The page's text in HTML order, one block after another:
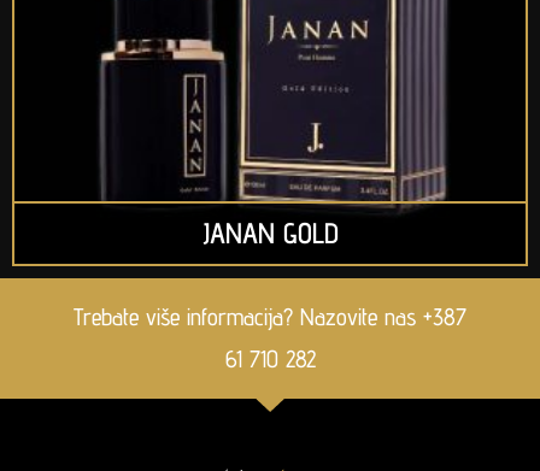
JANAN GOLD
Trebate više informacija? Nazovite nas +387
61 710 282